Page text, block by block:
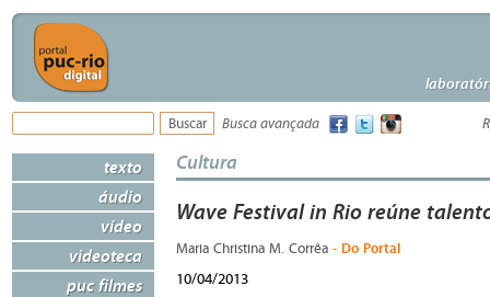
Busca avançada
texto
áudio
vídeo
videoteca
puc filmes
Cultura
Wave Festival in Rio reúne
Maria Christina M. Corrêa - Do Portal
10/04/2013